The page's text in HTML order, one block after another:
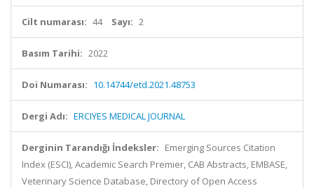
Cilt numarası: 44 Sayı: 2
Basım Tarihi: 2022
Doi Numarası: 10.14744/etd.2021.48753
Dergi Adı: ERCIYES MEDICAL JOURNAL
Derginin Tarandığı İndeksler: Emerging Sources Citation
Index (ESCI), Academic Search Premier, CAB Abstracts, EMBASE,
Veterinary Science Database, Directory of Open Access